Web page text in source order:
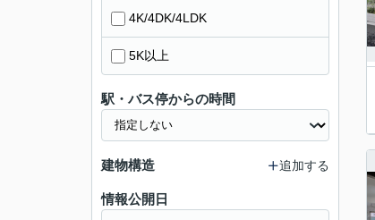
4K/4DK/4LDK
5K以上
駅・バス停からの時間
建物構造 追加する
情報公開日